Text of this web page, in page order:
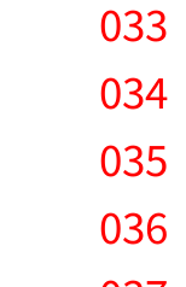
033
034
035
036